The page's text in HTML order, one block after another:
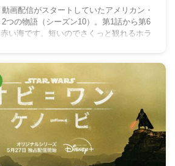
画配信がスタートしていたアメリカン・
つの物語（シーズン10）。第1話から第6
い海です。短いのでさくっと観れるホラ